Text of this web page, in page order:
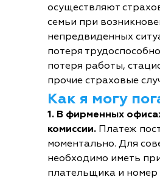
осуществляют
семьи при
непредвиденных
потеря
потеря работы,
прочие страховые
Как я могу
1. В фирменных
комиссии. Платеж
моментально. Для
необходимо иметь
плательщика и номер